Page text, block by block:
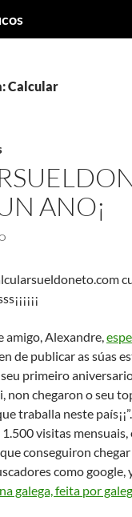
Calcular
ANO¡
amigo, Alexandre,
de publicar as súas
primeiro
non chegaron o seu
traballa neste país¡¡”.
visitas mensuais,
conseguiron
como google,
galega, feita por